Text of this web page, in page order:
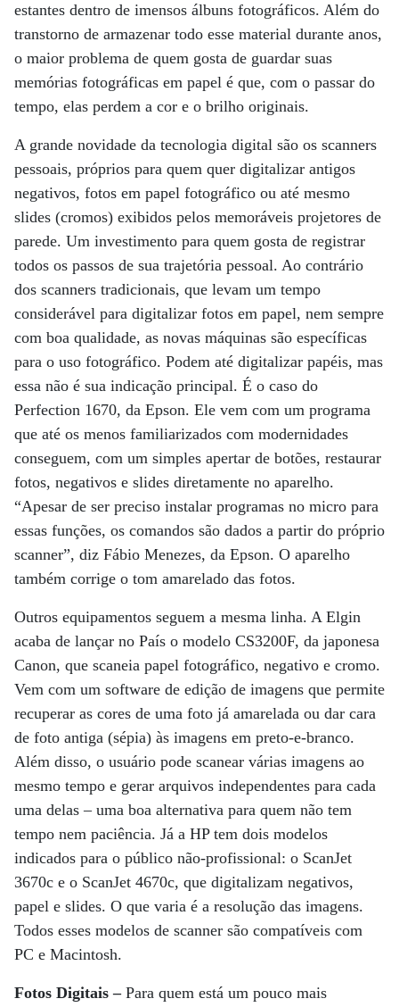
estantes dentro de imensos álbuns fotográficos. Além do
transtorno de armazenar todo esse material durante anos,
o maior problema de quem gosta de guardar suas
memórias fotográficas em papel é que, com o passar do
tempo, elas perdem a cor e o brilho originais.
A grande novidade da tecnologia digital são os scanners
pessoais, próprios para quem quer digitalizar antigos
negativos, fotos em papel fotográfico ou até mesmo
slides (cromos) exibidos pelos memoráveis projetores de
parede. Um investimento para quem gosta de registrar
todos os passos de sua trajetória pessoal. Ao contrário
dos scanners tradicionais, que levam um tempo
considerável para digitalizar fotos em papel, nem sempre
com boa qualidade, as novas máquinas são específicas
para o uso fotográfico. Podem até digitalizar papéis, mas
essa não é sua indicação principal. É o caso do
Perfection 1670, da Epson. Ele vem com um programa
que até os menos familiarizados com modernidades
conseguem, com um simples apertar de botões, restaurar
fotos, negativos e slides diretamente no aparelho.
“Apesar de ser preciso instalar programas no micro para
essas funções, os comandos são dados a partir do próprio
scanner”, diz Fábio Menezes, da Epson. O aparelho
também corrige o tom amarelado das fotos.
Outros equipamentos seguem a mesma linha. A Elgin
acaba de lançar no País o modelo CS3200F, da japonesa
Canon, que scaneia papel fotográfico, negativo e cromo.
Vem com um software de edição de imagens que permite
recuperar as cores de uma foto já amarelada ou dar cara
de foto antiga (sépia) às imagens em preto-e-branco.
Além disso, o usuário pode scanear várias imagens ao
mesmo tempo e gerar arquivos independentes para cada
uma delas – uma boa alternativa para quem não tem
tempo nem paciência. Já a HP tem dois modelos
indicados para o público não-profissional: o ScanJet
3670c e o ScanJet 4670c, que digitalizam negativos,
papel e slides. O que varia é a resolução das imagens.
Todos esses modelos de scanner são compatíveis com
PC e Macintosh.
Fotos Digitais –Para quem está um pouco mais